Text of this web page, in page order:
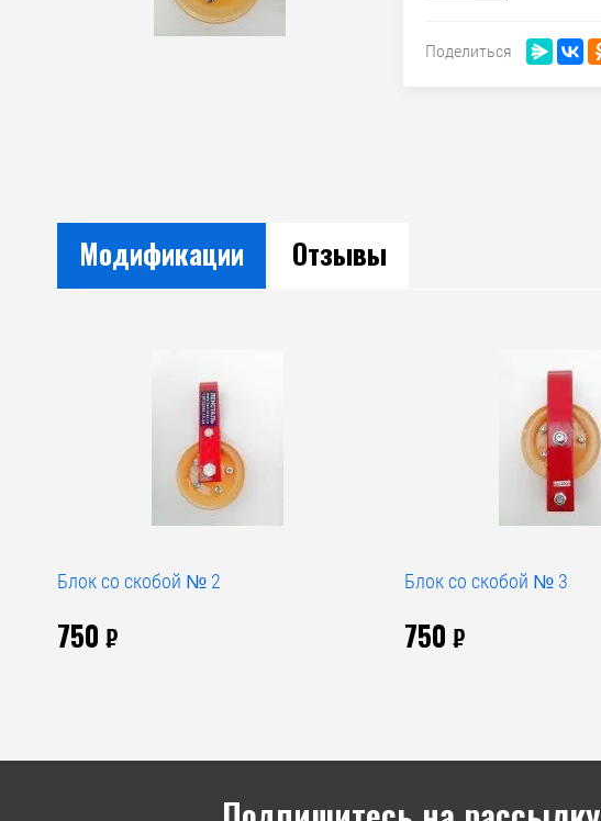
Поделиться
Модификации Отзывы
Блок со скобой № 2
750 ₽
Блок со скобой № 3
750 ₽